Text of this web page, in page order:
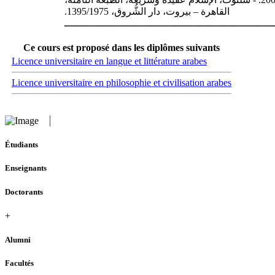
القاهرة – بيروت، دار الشُّروق، 1395/1975.
Ce cours est proposé dans les diplômes suivants
Licence universitaire en langue et littérature arabes
Licence universitaire en philosophie et civilisation arabes
Étudiants
Enseignants
Doctorants
+
Alumni
Facultés